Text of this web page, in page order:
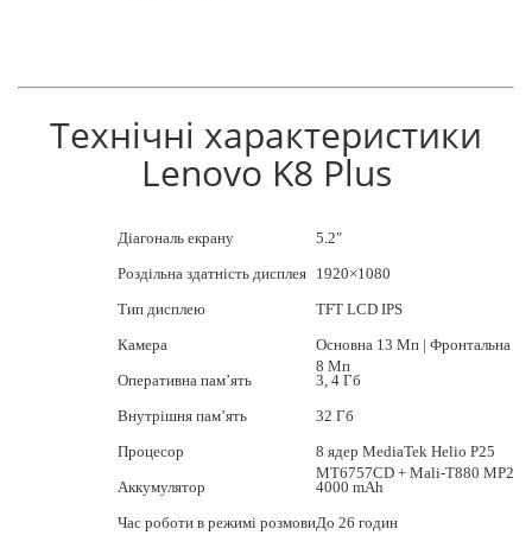
Технічні характеристики
Lenovo K8 Plus
Діагональ екрану
Роздільна здатність дисплея
Тип дисплею
Камера
Оперативна пам’ять
Внутрішня пам’ять
Процесор
Аккумулятор
Час роботи в режимі розмови
5.2″
1920×1080
TFT LCD IPS
Основна 13 Мп | Фронтальна
8 Мп
3, 4 Гб
32 Гб
8 ядер MediaTek Helio P25
MT6757CD + Mali-T880 MP2
4000 mAh
До 26 годин